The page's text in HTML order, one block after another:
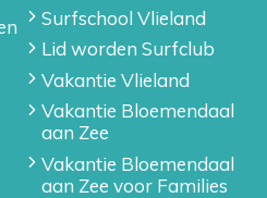
Surfschool Vlieland
Lid worden Surfclub
Vakantie Vlieland
Vakantie Bloemendaal
aan Zee
Vakantie Bloemendaal
aan Zee voor Families